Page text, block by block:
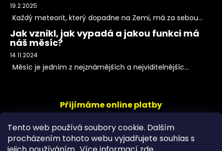
Tento web používá soubory cookie. Dalším
procházením tohoto webu vyjadřujete souhlas s
19.2.2025
Každý meteorit, který dopadne na Zemi, má za sebou...
Jak vznikl, jak vypadá a jakou funkci má
náš měsíc?
14.11.2024
Měsíc je jedním z nejznámějších a nejviditelnějšíc...
Přijímáme online platby